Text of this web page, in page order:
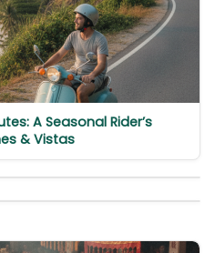
A Seasonal Rider’s
& Vistas